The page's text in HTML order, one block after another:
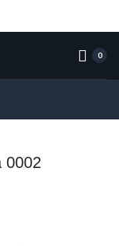
0
0002